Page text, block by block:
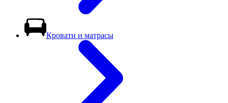
Кровати и матрасы